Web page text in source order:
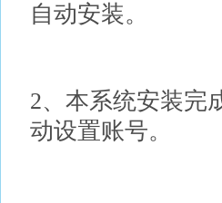
自动安装。
2、本系统安装完
动设置账号。